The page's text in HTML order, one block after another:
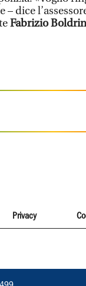
dice
Fabrizio
Privacy